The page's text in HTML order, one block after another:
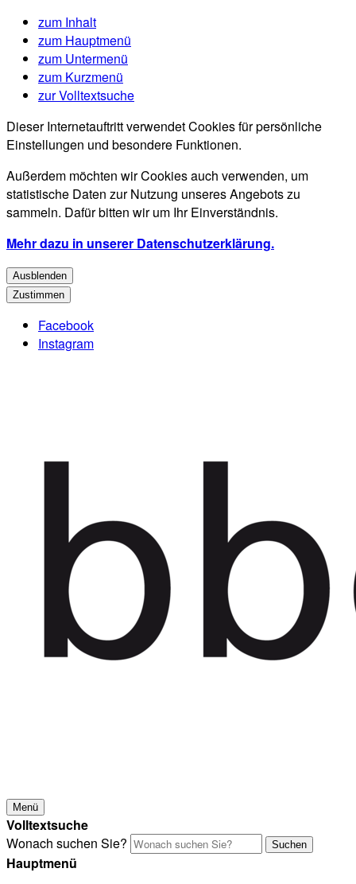
zum Inhalt
zum Hauptmenü
zum Untermenü
zum Kurzmenü
zur Volltextsuche
Dieser Internetauftritt verwendet Cookies für persönliche
Einstellungen und besondere Funktionen.
Außerdem möchten wir Cookies auch verwenden, um
statistische Daten zur Nutzung unseres Angebots zu
sammeln. Dafür bitten wir um Ihr Einverständnis.
Mehr dazu in unserer Datenschutzerklärung.
Ausblenden
Zustimmen
Facebook
Instagram
Menü
Volltextsuche
Wonach suchen Sie?
Suchen
Hauptmenü